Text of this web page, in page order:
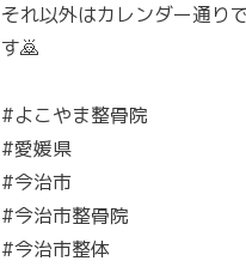
それ以外はカレンダー通り
す🙇
#よこやま整骨院
#愛媛県
#今治市
#今治市整骨院
#今治市整体